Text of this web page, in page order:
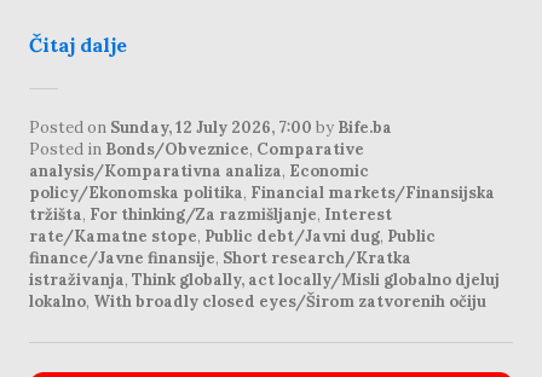
Čitaj dalje
Posted on Sunday, 12 July 2026, 7:00 by Bife.ba
Posted in Bonds/Obveznice, Comparative
analysis/Komparativna analiza, Economic
policy/Ekonomska politika, Financial markets/Finansijska
tržišta, For thinking/Za razmišljanje, Interest
rate/Kamatne stope, Public debt/Javni dug, Public
finance/Javne finansije, Short research/Kratka
istraživanja, Think globally, act locally/Misli globalno djeluj
lokalno, With broadly closed eyes/Širom zatvorenih očiju